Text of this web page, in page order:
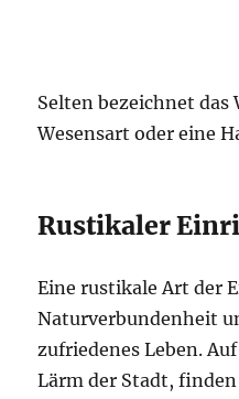
Selten bezeichnet das
Wesensart oder eine
Rustikaler
Eine rustikale Art der
Naturverbundenheit
zufriedenes Leben.
Lärm der Stadt,